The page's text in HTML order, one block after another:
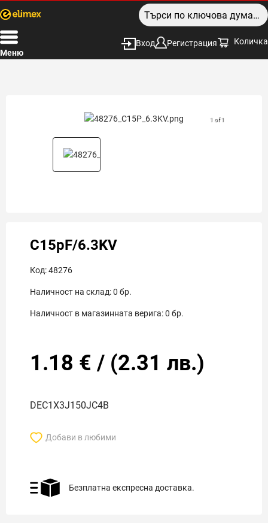
Меню
Вход Регистрация Количка
1 of 1
C15pF/6.3KV
Код:48276
Наличност на склад:0 бр.
Наличност в магазинната верига:0 бр.
1.18 € / (2.31 лв.)
DEC1X3J150JC4B
Добави в любими
Безплатна експресна доставка.